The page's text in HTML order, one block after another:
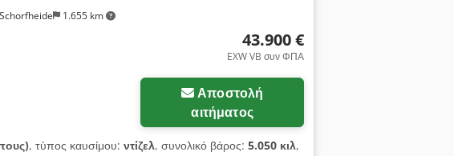
1.655 km
43.900 €
EXW VB συν ΦΠΑ
Αποστολή
αιτήματος
, τύπος καυσίμου: ντίζελ, συνολικό βάρος: 5.050 κιλ,